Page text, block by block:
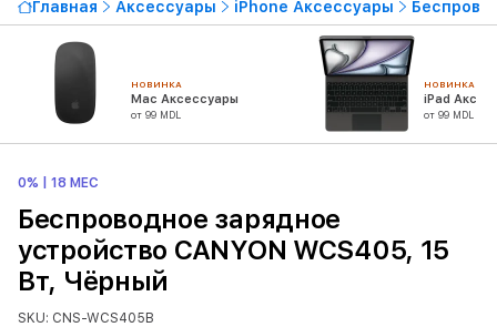
Главная Аксессуары iPhone Аксессуары
НОВИНКА
Mac Аксессуары
от 99 MDL
НОВИНКА
iPad
от 99 MDL
0% | 18 МЕС
Беспроводное зарядное
устройство CANYON WCS405, 15
Вт, Чёрный
SKU: CNS-WCS405B